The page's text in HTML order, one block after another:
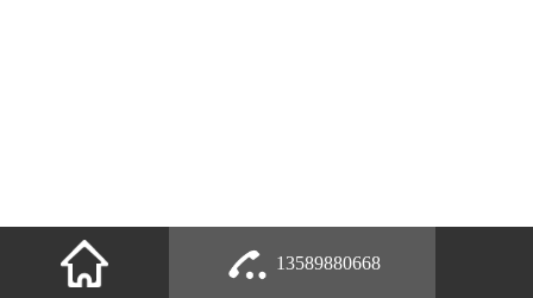
13589880668